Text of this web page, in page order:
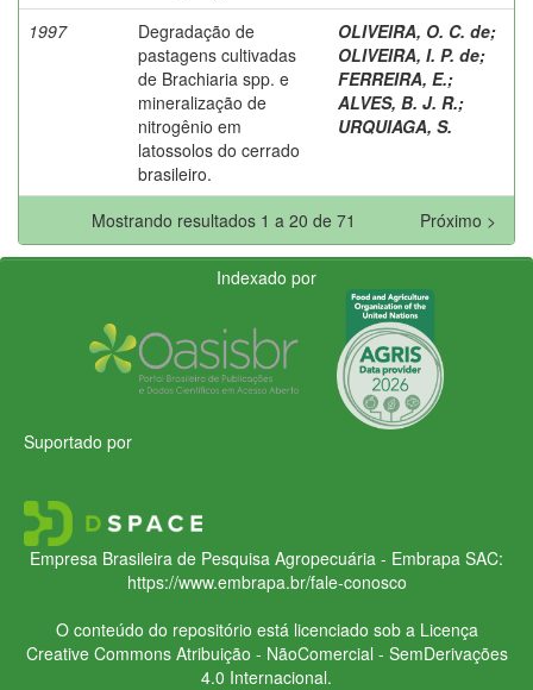
1997
Degradação de
pastagens cultivadas
de Brachiaria spp. e
mineralização de
nitrogênio em
latossolos do cerrado
brasileiro.
OLIVEIRA, O. C. de;
OLIVEIRA, I. P. de;
FERREIRA, E.;
ALVES, B. J. R.;
URQUIAGA, S.
Mostrando resultados 1 a 20 de 71 Próximo >
Indexado por
Suportado por
Empresa Brasileira de Pesquisa Agropecuária - Embrapa SAC:
https://www.embrapa.br/fale-conosco
O conteúdo do repositório está licenciado sob a Licença
Creative CommonsAtribuição - NãoComercial - SemDerivações
4.0 Internacional.